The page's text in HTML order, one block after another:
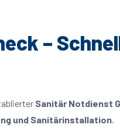
–
Sanitär Notdienst
und Sanitärinstallation.